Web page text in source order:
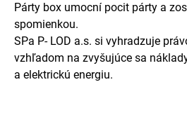
Párty box umocní pocit párty a
spomienkou.
SPa P- LOD a.s. si vyhradzuje
vzhľadom na zvyšujúce sa
a elektrickú energiu.